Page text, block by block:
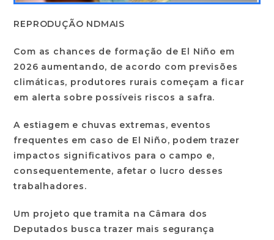
REPRODUÇÃO NDMAIS
Com as chances de formação de El Niño em
2026 aumentando, de acordo com previsões
climáticas, produtores rurais começam a ficar
em alerta sobre possíveis riscos a safra.
A estiagem e chuvas extremas, eventos
frequentes em caso de El Niño, podem trazer
impactos significativos para o campo e,
consequentemente, afetar o lucro desses
trabalhadores.
Um projeto que tramita na Câmara dos
Deputados busca trazer mais segurança